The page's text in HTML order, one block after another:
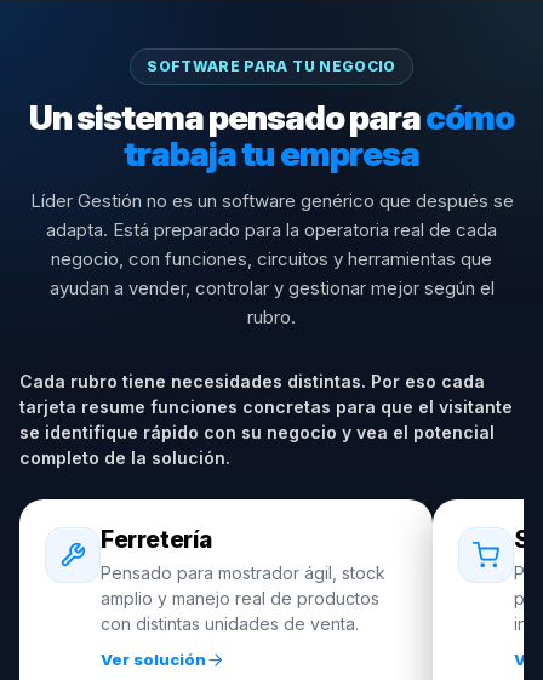
SOFTWARE PARA TU NEGOCIO
Un sistema pensado paracómo
trabaja tu empresa
Líder Gestión no es un software genérico que después se
adapta. Está preparado para la operatoria real de cada
negocio, con funciones, circuitos y herramientas que
ayudan a vender, controlar y gestionar mejor según el
rubro.
Cada rubro tiene necesidades distintas. Por eso cada
tarjeta resume funciones concretas para que el visitante
se identifique rápido con su negocio y vea el potencial
completo de la solución.
Ferretería
Pensado para mostrador ágil, stock
amplio y manejo real de productos
con distintas unidades de venta.
Ver solución